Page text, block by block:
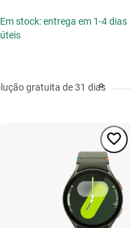
Em stock: entrega em 1-4 dias
úteis
gratuita de 31 dias